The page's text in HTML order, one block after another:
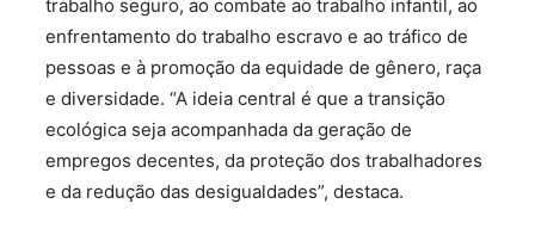
trabalho seguro, ao combate ao trabalho infantil, ao
enfrentamento do trabalho escravo e ao tráfico de
pessoas e à promoção da equidade de gênero, raça
e diversidade. “A ideia central é que a transição
ecológica seja acompanhada da geração de
empregos decentes, da proteção dos trabalhadores
e da redução das desigualdades”, destaca.